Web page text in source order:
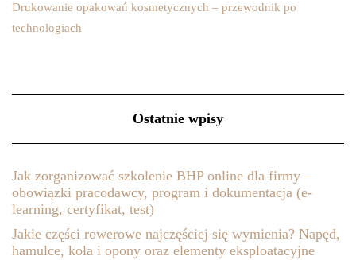
Drukowanie opakowań kosmetycznych – przewodnik po
technologiach
Ostatnie wpisy
Jak zorganizować szkolenie BHP online dla firmy –
obowiązki pracodawcy, program i dokumentacja (e-
learning, certyfikat, test)
Jakie części rowerowe najczęściej się wymienia? Napęd,
hamulce, koła i opony oraz elementy eksploatacyjne